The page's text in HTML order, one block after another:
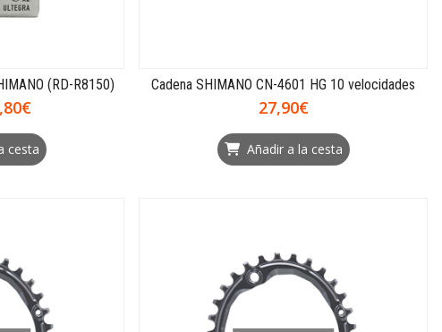
(RD-R8150)
cesta
Cadena SHIMANO CN-4601 HG 10 velocidades
27,90€
Añadir a la cesta